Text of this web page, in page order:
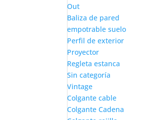
Out
Baliza de pared
empotrable suelo
Perfil de exterior
Proyector
Regleta estanca
Sin categoría
Vintage
Colgante cable
Colgante Cadena